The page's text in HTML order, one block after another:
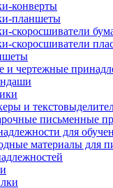
конверты
планшеты
скоросшиватели
скоросшиватели
и чертежные
и
письменные
для
материалы для